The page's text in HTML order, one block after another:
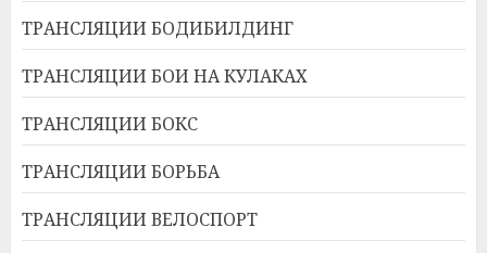
ТРАНСЛЯЦИИ БОДИБИЛДИНГ
ТРАНСЛЯЦИИ БОИ НА КУЛАКАХ
ТРАНСЛЯЦИИ БОКС
ТРАНСЛЯЦИИ БОРЬБА
ТРАНСЛЯЦИИ ВЕЛОСПОРТ